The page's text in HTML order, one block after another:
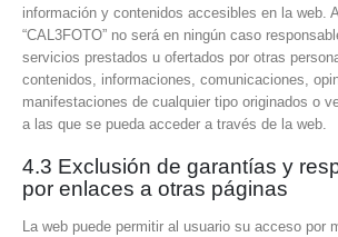
información y contenidos accesibles en la web.
“CAL3FOTO” no será en ningún caso
servicios prestados u ofertados por otras
contenidos, informaciones, comunicaciones,
manifestaciones de cualquier tipo originados o
a las que se pueda acceder a través de la web.
4.3 Exclusión de garantías y
por enlaces a otras páginas
La web puede permitir al usuario su acceso por